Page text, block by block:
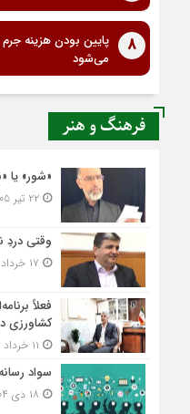
8
پایین بودن هزینه
می‌شود
فرهنگ و هنر
«شور» یا
۲۲ تیر ۱۴۰۵ - ۹:۵۲
وقتی
فعلاً
کشاورزی
سواد رسانه